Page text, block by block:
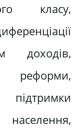
класу,
доходів,
реформи,